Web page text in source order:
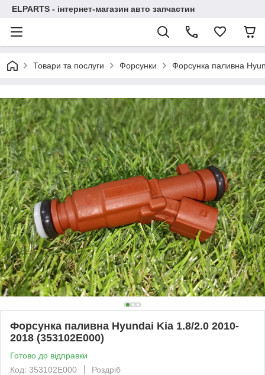
ELPARTS - інтернет-магазин авто запчастин
Товари та послуги Форсунки Форсунка паливна
Форсунка паливна Hyundai Kia 1.8/2.0 2010-
2018 (353102E000)
Готово до відправки
Код: 353102E000
Роздріб